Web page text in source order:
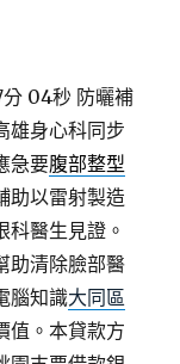
分 04秒 防曬補
雄身心科同步
急要腹部整型
助以雷射製造
科醫生見證。
助清除臉部醫
腦知識大同區
值。本貸款方